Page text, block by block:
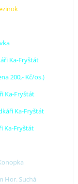
Ka-Fryštát
200,- Kč/os.)
Ka-Fryštát
Ka-Fryštát
Ka-Fryštát
Hor. Suchá